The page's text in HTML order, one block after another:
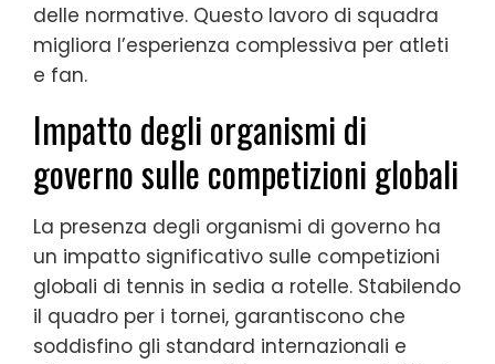
delle normative. Questo lavoro di squadra
migliora l’esperienza complessiva per atleti
e fan.
Impatto degli organismi di
governo sulle competizioni globali
La presenza degli organismi di governo ha
un impatto significativo sulle competizioni
globali di tennis in sedia a rotelle. Stabilendo
il quadro per i tornei, garantiscono che
soddisfino gli standard internazionali e